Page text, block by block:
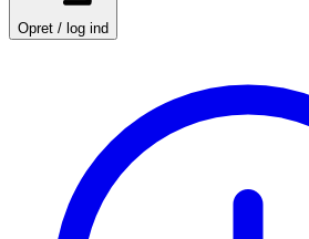
Opret / log ind